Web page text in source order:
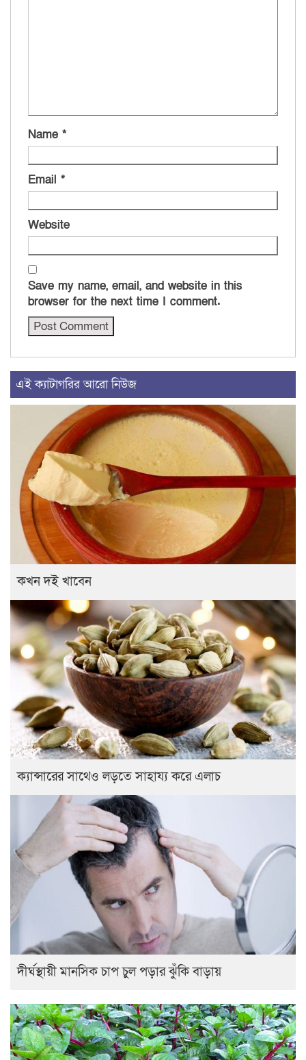
Name *
Email *
Website
Save my name, email, and website in this
browser for the next time I comment.
এই ক্যাটাগরির আরো নিউজ
কখন দই খাবেন
ক্যান্সারের সাথেও লড়তে সাহায্য করে এলাচ
দীর্ঘস্থায়ী মানসিক চাপ চুল পড়ার ঝুঁকি বাড়ায়